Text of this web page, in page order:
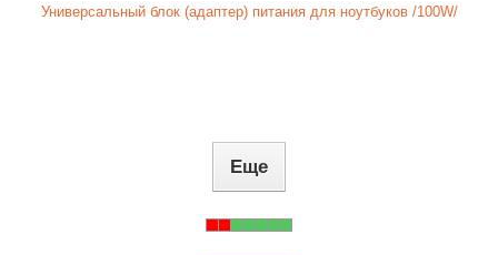
Универсальный блок (адаптер) питания для ноутбуков /100W/
Еще